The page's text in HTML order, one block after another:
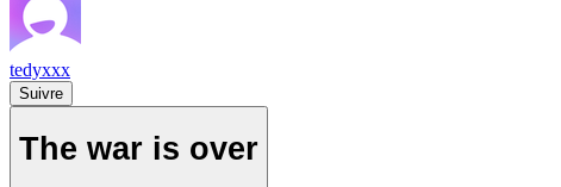
tedyxxx
Suivre
The war is over